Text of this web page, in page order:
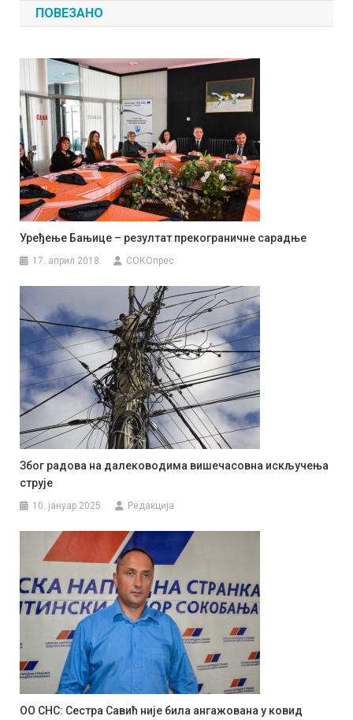
ПОВЕЗАНО
Уређење Бањице – резултат прекограничне сарадње
17. април 2018. СОКОпрес
Због радова на далеководима вишечасовна искључења
струје
10. јануар 2025. Редакција
ОО СНС: Сестра Савић није била ангажована у ковид